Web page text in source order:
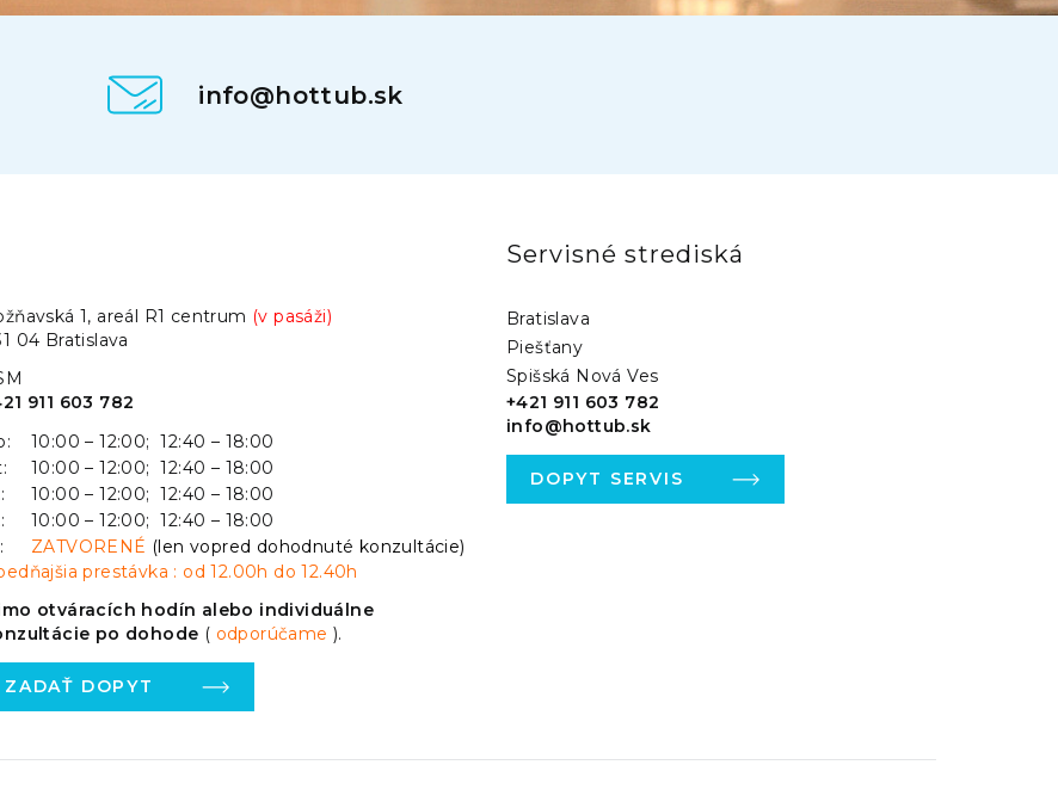
info@hottub.sk
1, areál R1 centrum (v pasáži)
04 Bratislava
911 603 782
10:00 – 12:00; 12:40 – 18:00
10:00 – 12:00; 12:40 – 18:00
10:00 – 12:00; 12:40 – 18:00
10:00 – 12:00; 12:40 – 18:00
ZATVORENÉ (len vopred dohodnuté konzultácie)
prestávka : od 12.00h do 12.40h
otváracích hodín alebo individuálne
po dohode ( odporúčame).
ZADAŤ DOPYT
Servisné strediská
Bratislava
Piešťany
Spišská Nová Ves
+421 911 603 782
info@hottub.sk
DOPYT SERVIS